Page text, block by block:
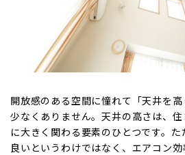
開放感のある空間に憧れて「天井を
少なくありません。天井の高さは、
に大きく関わる要素のひとつです。
良いというわけではなく、エアコン